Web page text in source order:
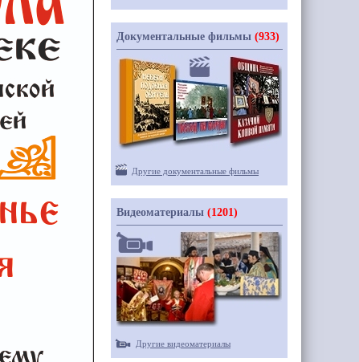
Документальные фильмы (933)
Другие документальные фильмы
Видеоматериалы (1201)
Другие видеоматериалы